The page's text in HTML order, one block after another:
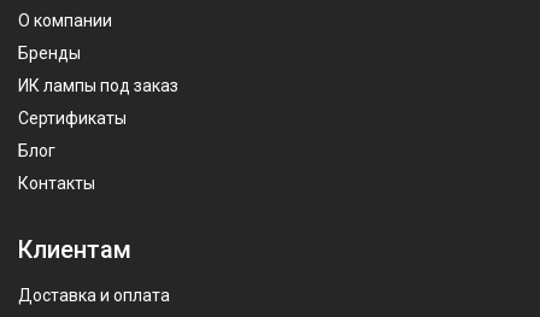
О компании
Бренды
ИК лампы под заказ
Сертификаты
Блог
Контакты
Клиентам
Доставка и оплата